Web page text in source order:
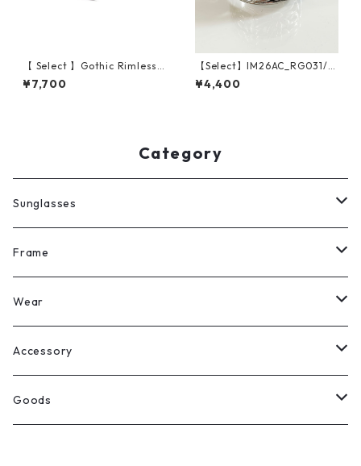
【 Select 】Gothic Rimless S
unglasses (Gold/Grey)
¥7,700
【Select】IM26AC_RG031/ V
intaged Flower Grunge Rin
g（Silver）
¥4,400
Category
Sunglasses
All
Legit Eyewear
Select
Frame
ボストン
ウェリントン
スクエア
Wear
All
Tee
Accessory
Ring
Goods